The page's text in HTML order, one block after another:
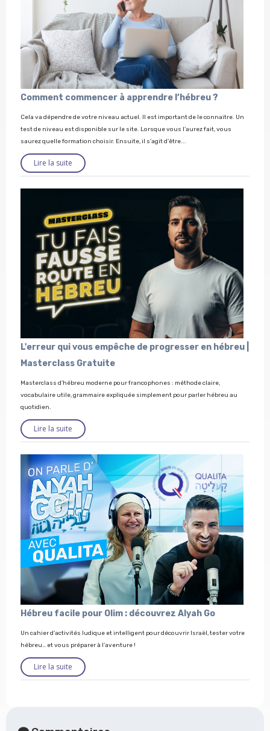
Comment commencer à apprendre l’hébreu ?
Cela va dépendre de votre niveau actuel. Il est important de le connaitre. Un
test de niveau est disponible sur le site. Lorsque vous l’aurez fait, vous
saurez quelle formation choisir. Ensuite, il s’agit d’être...
Lire la suite
L'erreur qui vous empêche de progresser en hébreu |
Masterclass Gratuite
Masterclass d’hébreu moderne pour francophones : méthode claire,
vocabulaire utile, grammaire expliquée simplement pour parler hébreu au
quotidien.
Lire la suite
Hébreu facile pour Olim : découvrez Alyah Go
Un cahier d’activités ludique et intelligent pour découvrir Israël, tester votre
hébreu… et vous préparer à l’aventure !
Lire la suite